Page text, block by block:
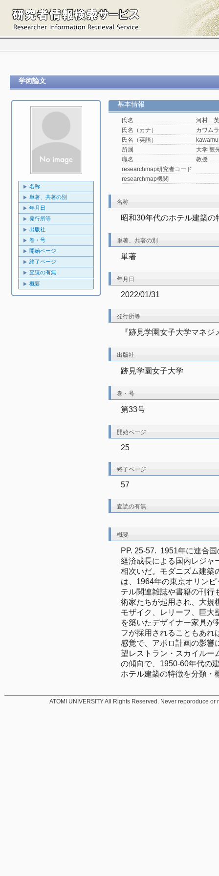
学術論文
名称
単著、共著の別
年月日
発行所等
出版社
巻・号
開始ページ
終了ページ
査読の有無
概要
基本情報
氏名
河村
氏名（カナ）
カワム
氏名（英語）
所属
大学 観
職名
教授
researchmap研究者コード
researchmap機関
名称
昭和30年代のホテル建築の
単著、共著の別
単著
年月日
2022/01/31
発行所等
『跡見学園女子大学マネ
出版社
跡見学園女子大学
巻・号
第33号
開始ページ
25
終了ページ
57
査読の有無
概要
PP. 25-57.  1951年に連合
経済成長による国内レジャ
相次いだ。モダニズム建築
は、1964年の東京オリン
テル関連雑誌や書籍の刊行
術家たちが起用され、大規
モザイク、レリーフ、巨大
を築いたデザイナー家具が
フが採用されることもあれ
感覚で、アポロ計画の影響
望レストラン・スカイルー
の傾向で、1950-60年代の
ホテル建築の特徴を分類・